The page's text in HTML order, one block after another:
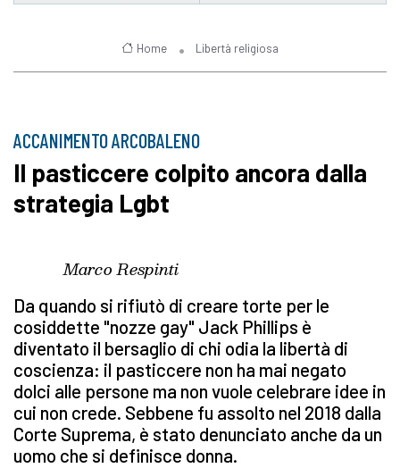
Home Libertà religiosa
ACCANIMENTO ARCOBALENO
Il pasticcere colpito ancora dalla
strategia Lgbt
Marco Respinti
Da quando si rifiutò di creare torte per le
cosiddette "nozze gay" Jack Phillips è
diventato il bersaglio di chi odia la libertà di
coscienza: il pasticcere non ha mai negato
dolci alle persone ma non vuole celebrare idee in
cui non crede. Sebbene fu assolto nel 2018 dalla
Corte Suprema, è stato denunciato anche da un
uomo che si definisce donna.